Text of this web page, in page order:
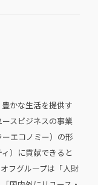
かな生活を提供す
スビジネスの事業
エコノミー）の形
）に貢献できると
フグループは「人財